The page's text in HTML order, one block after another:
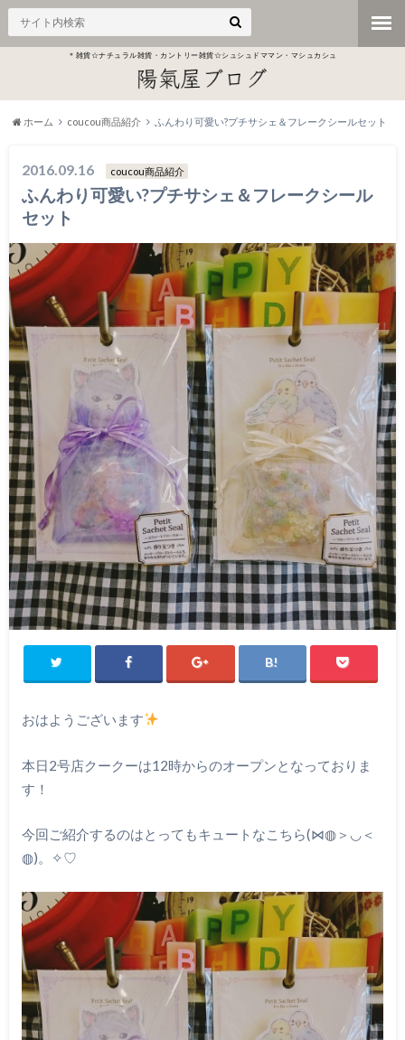
＊雑貨☆ナチュラル雑貨・カントリー雑貨☆シュシュドママン・マシュカシュ
ホーム coucou商品紹介 ふんわり可愛い?プチサシェ＆フレークシールセット
2016.09.16 coucou商品紹介
ふんわり可愛い?プチサシェ＆フレークシール
セット
おはようございます
本日2号店クークーは12時からのオープンとなっておりま
す！
今回ご紹介するのはとってもキュートなこちら(⋈◍＞◡＜
◍)。✧♡